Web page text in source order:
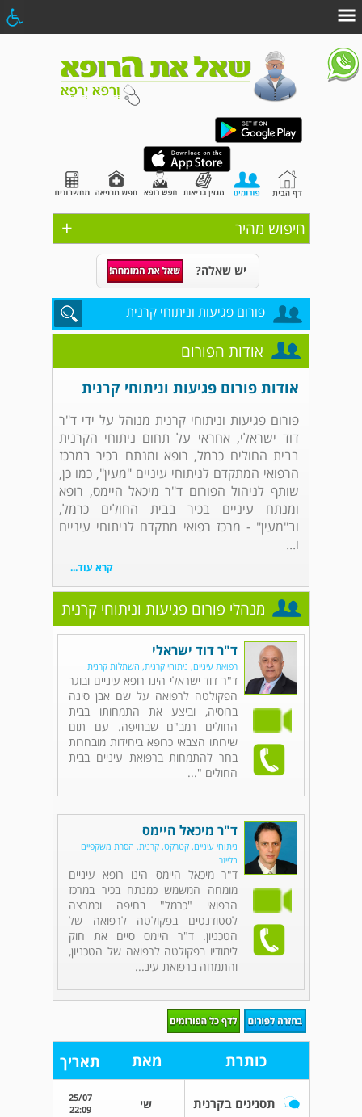
+ חיפוש מהיר
יש שאלה?
פורום פגיעות וניתוחי קרנית
אודות הפורום
אודות פורום פגיעות וניתוחי קרנית
פורום פגיעות וניתוחי קרנית מנוהל על ידי ד"ר
דוד ישראלי, אחראי על תחום ניתוחי הקרנית
בבית החולים כרמל, רופא ומנתח בכיר במרכז
הרפואי המתקדם לניתוחי עיניים "מעין", כמו כן,
שותף לניהול הפורום ד"ר מיכאל היימס, רופא
ומנתח עיניים בכיר בבית החולים כרמל,
וב"מעין" - מרכז רפואי מתקדם לניתוחי עיניים
ו...
קרא עוד...
מנהלי פורום פגיעות וניתוחי קרנית
ד"ר דוד ישראלי
רפואת עיניים, ניתוחי קרנית, השתלות קרנית
ד"ר דוד ישראלי הינו רופא עיניים ובוגר
הפקולטה לרפואה על שם אבן סינה
ברוסיה, וביצע את התמחותו בבית
החולים רמב"ם שבחיפה. עם תום
שירותו הצבאי כרופא ביחידות מובחרות
בחר להתמחות ברפואת עיניים בבית
החולים "...
ד"ר מיכאל היימס
ניתוחי עיניים, קטרקט, קרנית, הסרת משקפיים
בלייזר
ד"ר מיכאל היימס הינו רופא עיניים
מומחה המשמש כמנתח בכיר במרכז
הרפואי "כרמל" בחיפה וכמרצה
לסטודנטים בפקולטה לרפואה של
הטכניון. ד"ר היימס סיים את חוק
לימודיו בפקולטה לרפואה של הטכניון,
והתמחה ברפואת עינ...
כותרת מאת תאריך
תסנינים בקרנית שי
25/07
22:09